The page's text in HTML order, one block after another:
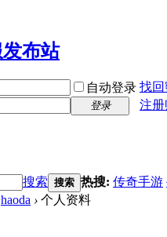
自动登录 找
登录
注
搜索 搜索 热搜: 传奇手游
haoda › 个人资料